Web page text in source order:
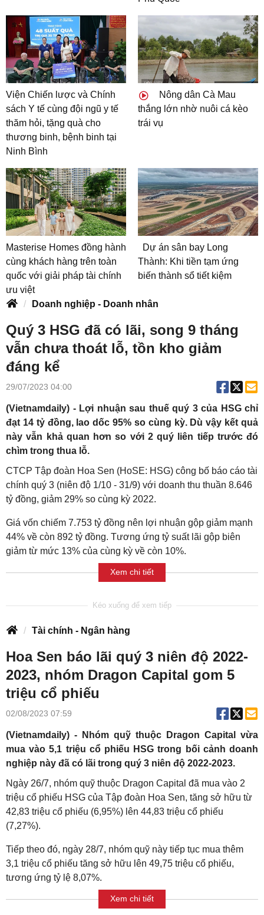
Viện Chiến lược và Chính
sách Y tế cùng đội ngũ y tế
thăm hỏi, tặng quà cho
thương binh, bệnh binh tại
Ninh Bình
Nông dân Cà Mau
thắng lớn nhờ nuôi cá kèo
trái vụ
Masterise Homes đồng hành
cùng khách hàng trên toàn
quốc với giải pháp tài chính
ưu việt
Dự án sân bay Long
Thành: Khi tiền tạm ứng
biến thành sổ tiết kiệm
Doanh nghiệp - Doanh nhân
Quý 3 HSG đã có lãi, song 9 tháng
vẫn chưa thoát lỗ, tồn kho giảm
đáng kể
29/07/2023 04:00
(Vietnamdaily) - Lợi nhuận sau thuế quý 3 của HSG chỉ
đạt 14 tỷ đồng, lao dốc 95% so cùng kỳ. Dù vậy kết quả
này vẫn khả quan hơn so với 2 quý liên tiếp trước đó
chìm trong thua lỗ.
CTCP Tập đoàn Hoa Sen (HoSE: HSG) công bố báo cáo tài
chính quý 3 (niên độ 1/10 - 31/9) với doanh thu thuần 8.646
tỷ đồng, giảm 29% so cùng kỳ 2022.
Giá vốn chiếm 7.753 tỷ đồng nên lợi nhuận gộp giảm mạnh
44% về còn 892 tỷ đồng. Tương ứng tỷ suất lãi gộp biên
giảm từ mức 13% của cùng kỳ về còn 10%.
Xem chi tiết
Tài chính - Ngân hàng
Hoa Sen báo lãi quý 3 niên độ 2022-
2023, nhóm Dragon Capital gom 5
triệu cổ phiếu
02/08/2023 07:59
(Vietnamdaily) - Nhóm quỹ thuộc Dragon Capital vừa
mua vào 5,1 triệu cổ phiếu HSG trong bối cảnh doanh
nghiệp này đã có lãi trong quý 3 niên độ 2022-2023.
Ngày 26/7, nhóm quỹ thuộc Dragon Capital đã mua vào 2
triệu cổ phiếu HSG của Tập đoàn Hoa Sen, tăng sở hữu từ
42,83 triệu cổ phiếu (6,95%) lên 44,83 triệu cổ phiếu
(7,27%).
Tiếp theo đó, ngày 28/7, nhóm quỹ này tiếp tục mua thêm
3,1 triệu cổ phiếu tăng sở hữu lên 49,75 triệu cổ phiếu,
tương ứng tỷ lệ 8,07%.
Xem chi tiết